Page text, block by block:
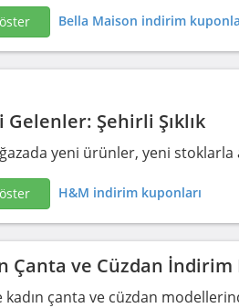
Bella Maison indirim
Gelenler: Şehirli Şıklık
yeni ürünler, yeni stoklarla
H&M indirim kuponları
Çanta ve Cüzdan İndirim
çanta ve cüzdan